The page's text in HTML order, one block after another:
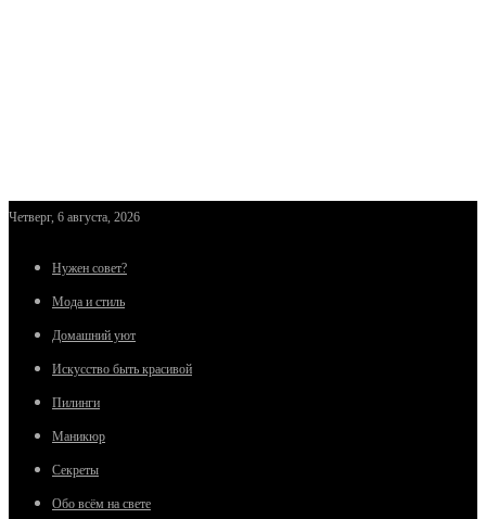
Четверг, 6 августа, 2026
Нужен совет?
Мода и стиль
Домашний уют
Искусство быть красивой
Пилинги
Маникюр
Секреты
Обо всём на свете